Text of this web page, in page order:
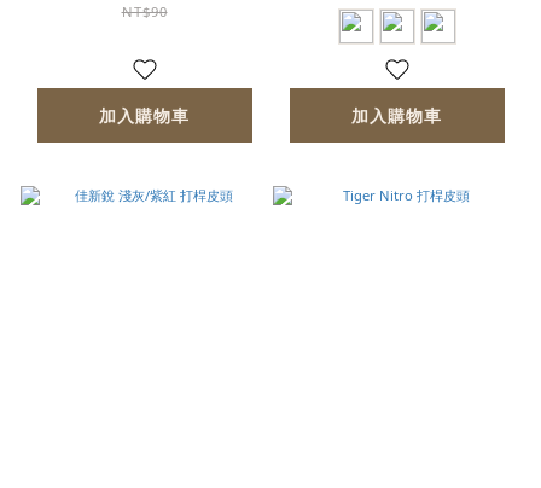
NT$90
加入購物車 加入購物車